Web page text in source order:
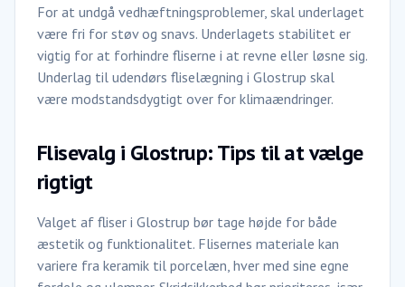
For at undgå vedhæftningsproblemer, skal underlaget
være fri for støv og snavs. Underlagets stabilitet er
vigtig for at forhindre fliserne i at revne eller løsne sig.
Underlag til udendørs fliselægning i Glostrup skal
være modstandsdygtigt over for klimaændringer.
Flisevalg i Glostrup: Tips til at vælge
rigtigt
Valget af fliser i Glostrup bør tage højde for både
æstetik og funktionalitet. Flisernes materiale kan
variere fra keramik til porcelæn, hver med sine egne